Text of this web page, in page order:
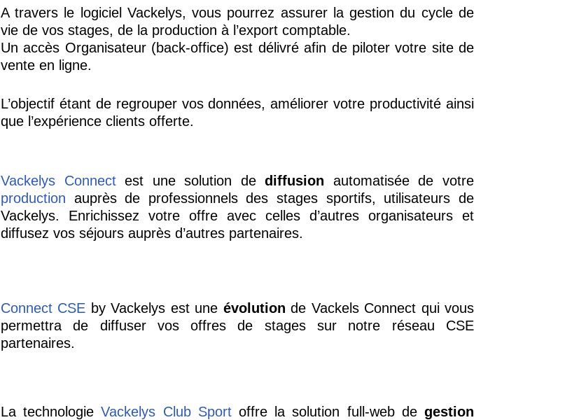
A travers le logiciel Vackelys, vous pourrez assurer la gestion du cycle de
vie de vos stages, de la production à l’export comptable.
Un accès Organisateur (back-office) est délivré afin de piloter votre site de
vente en ligne.
L’objectif étant de regrouper vos données, améliorer votre productivité ainsi
que l’expérience clients offerte.
Vackelys Connectest une solution dediffusion automatisée de votre
production auprès de professionnels des stages sportifs, utilisateurs de
Vackelys. Enrichissez votre offre avec celles d’autres organisateurs et
diffusez vos séjours auprès d’autres partenaires.
Connect CSE by Vackelys est une évolution de Vackels Connect qui vous
permettra de diffuser vos offres de stages sur notre réseau CSE
partenaires.
La technologieVackelys Club Sportoffre la solution full-web de gestion